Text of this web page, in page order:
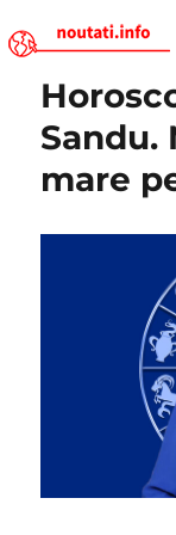
Noutati.Info
Sandu.
mare